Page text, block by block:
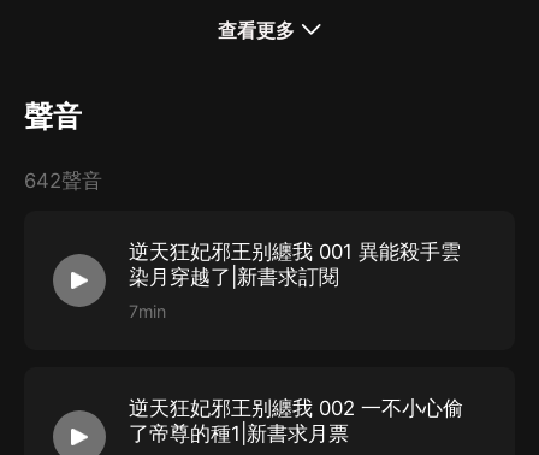
雙眼，最后還搶走她神獸，將她丟給幽靈玷汙。一睜眼，
怨，一起算！
來，踩渣男踹賤女，逆轉乾坤。没想到不僅強大的親生父
CAST
七塵火天飾 龍夜焱
綠湖青山 飾 藍舟&雲澤等
查看更多
聲音
642聲音
逆天狂妃邪王别纏我 001 異能殺手雲
染月穿越了|新書求訂閱
7min
逆天狂妃邪王别纏我 002 一不小心偷
了帝尊的種1|新書求月票